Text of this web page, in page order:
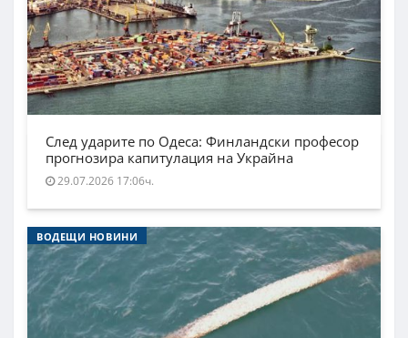
След ударите по Одеса: Финландски професор
прогнозира капитулация на Украйна
29.07.2026 17:06ч.
ВОДЕЩИ НОВИНИ